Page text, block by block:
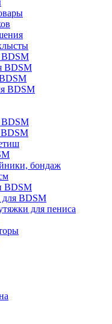
BDSM
BDSM
бондаж
BDSM
BDSM
для пениса